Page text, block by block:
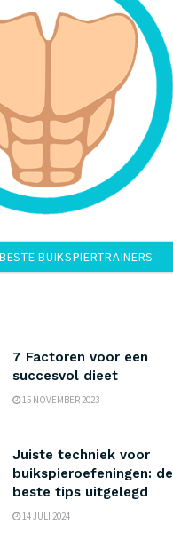
BUIKSPIERTRAINERS
7 Factoren voor een
succesvol dieet
15 NOVEMBER 2023
Juiste techniek voor
buikspieroefeningen: de
beste tips uitgelegd
14 JULI 2024